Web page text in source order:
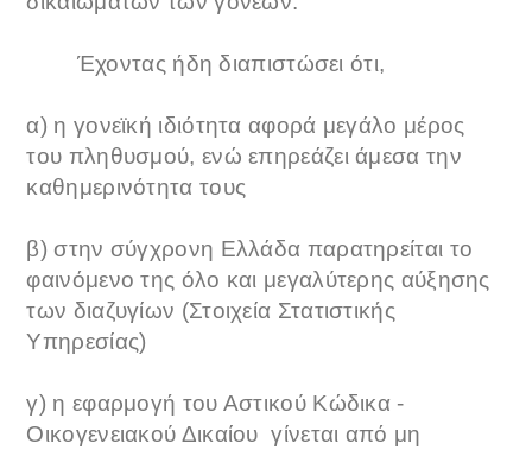
Έχοντας ήδη διαπιστώσει ότι,
α) η γονεϊκή ιδιότητα αφορά μεγάλο μέρος
του πληθυσμού, ενώ επηρεάζει άμεσα την
καθημερινότητα τους
β) στην σύγχρονη Ελλάδα παρατηρείται το
φαινόμενο της όλο και μεγαλύτερης αύξησης
των διαζυγίων (Στοιχεία Στατιστικής
Υπηρεσίας)
γ) η εφαρμογή του Αστικού Κώδικα -
Οικογενειακού Δικαίου γίνεται από μη